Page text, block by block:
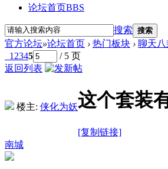
论坛首页BBS
搜索 搜索
官方论坛»论坛首页 › 热门板块 › 聊天八
1 2345
/ 5 页
返回列表
楼主: 侠化为妖这个套装
[复制链接]
南城